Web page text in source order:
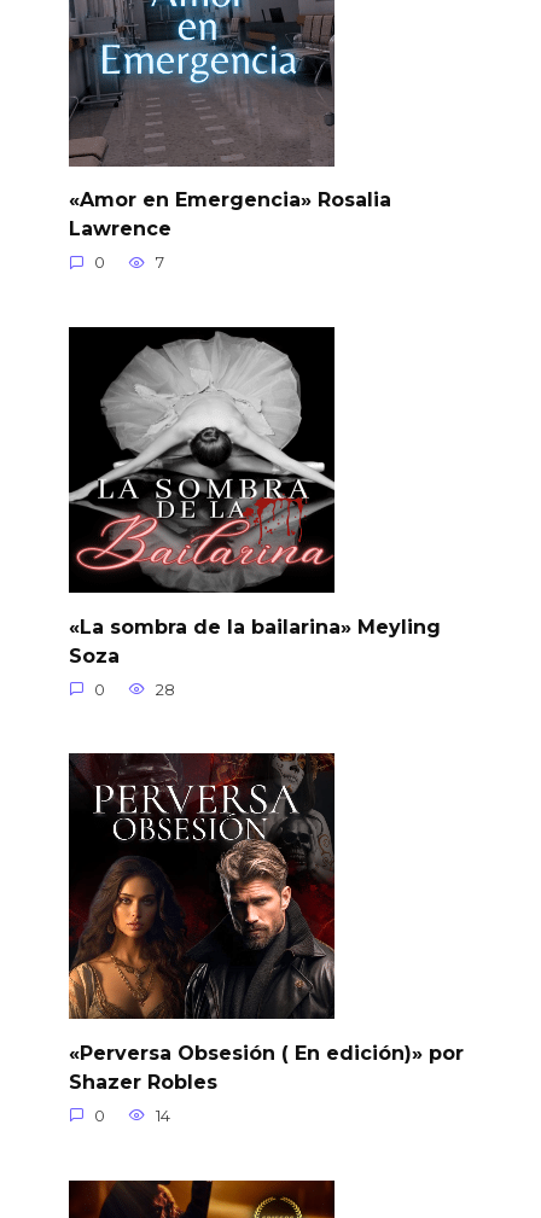
«Amor en Emergencia» Rosalia
Lawrence
0 7
«La sombra de la bailarina» Meyling
Soza
0 28
«Perversa Obsesión ( En edición)» por
Shazer Robles
0 14